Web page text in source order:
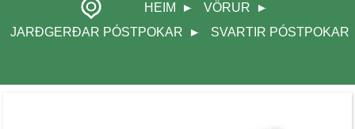
HEIM
VÖRUR
JARÐGERÐAR PÓSTPOKAR
SVARTIR PÓSTPOKAR